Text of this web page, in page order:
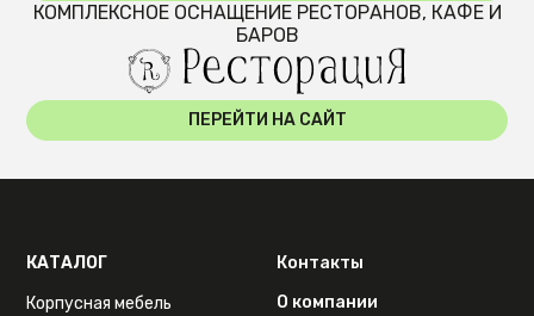
КОМПЛЕКСНОЕ ОСНАЩЕНИЕ РЕСТОРАНОВ, КАФЕ И
БАРОВ
ПЕРЕЙТИ НА САЙТ
КАТАЛОГ
Корпусная мебель
Контакты
О компании